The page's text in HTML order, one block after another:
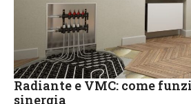
Radiante e VMC: come
sinergia